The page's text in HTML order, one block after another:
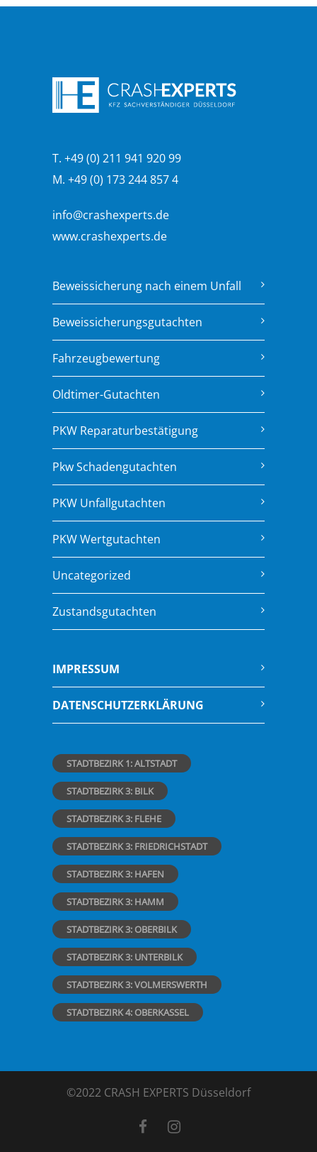
T. +49 (0) 211 941 920 99
M. +49 (0) 173 244 857 4
info@crashexperts.de
www.crashexperts.de
Beweissicherung nach einem Unfall
Beweissicherungsgutachten
Fahrzeugbewertung
Oldtimer-Gutachten
PKW Reparaturbestätigung
Pkw Schadengutachten
PKW Unfallgutachten
PKW Wertgutachten
Uncategorized
Zustandsgutachten
IMPRESSUM
DATENSCHUTZERKLÄRUNG
STADTBEZIRK 1: ALTSTADT
STADTBEZIRK 3: BILK
STADTBEZIRK 3: FLEHE
STADTBEZIRK 3: FRIEDRICHSTADT
STADTBEZIRK 3: HAFEN
STADTBEZIRK 3: HAMM
STADTBEZIRK 3: OBERBILK
STADTBEZIRK 3: UNTERBILK
STADTBEZIRK 3: VOLMERSWERTH
STADTBEZIRK 4: OBERKASSEL
©2022 CRASH EXPERTS Düsseldorf